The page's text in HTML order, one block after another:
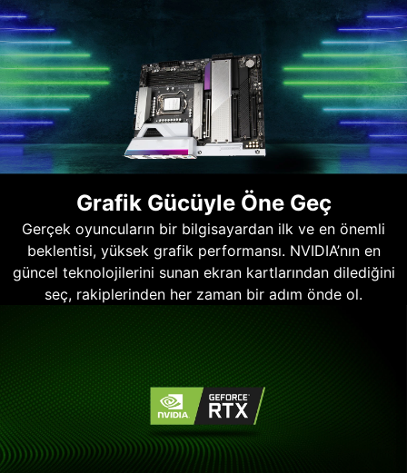
Grafik Gücüyle Öne Geç
Gerçek oyuncuların bir bilgisayardan ilk ve en önemli
beklentisi, yüksek grafik performansı. NVIDIA’nın en
güncel teknolojilerini sunan ekran kartlarından dilediğini
seç, rakiplerinden her zaman bir adım önde ol.